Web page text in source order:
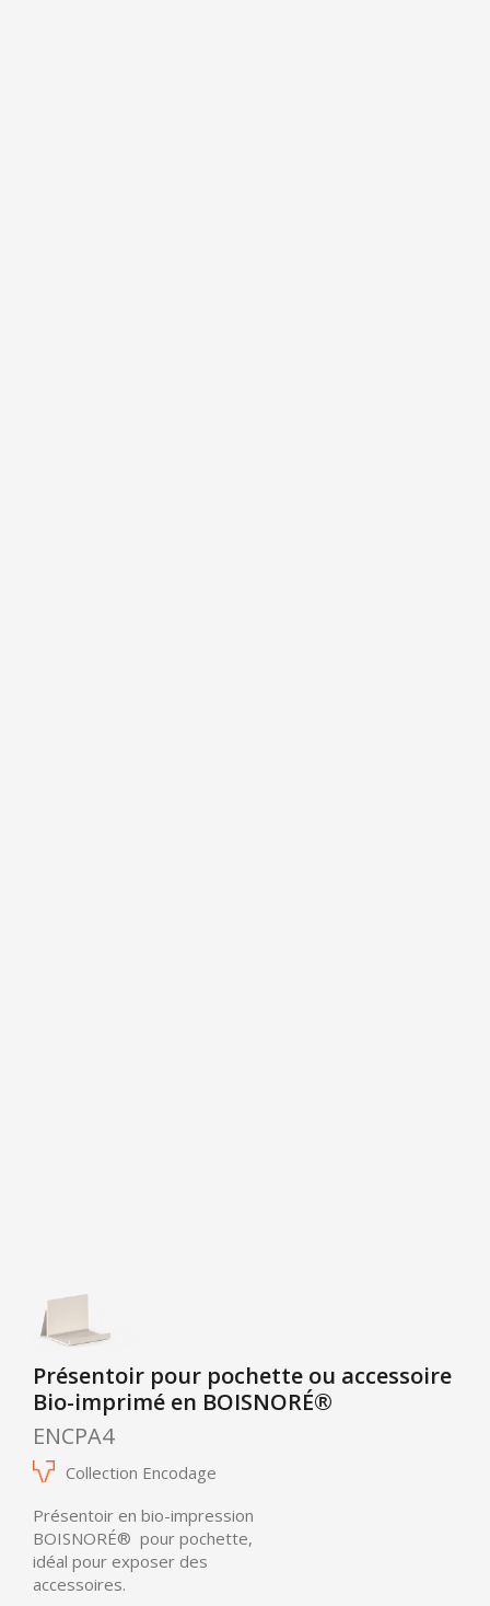
Présentoir pour pochette ou accessoire
Bio-imprimé en BOISNORÉ®
ENCPA4
Collection Encodage
Présentoir en bio-impression
BOISNORÉ® pour pochette,
idéal pour exposer des
accessoires.